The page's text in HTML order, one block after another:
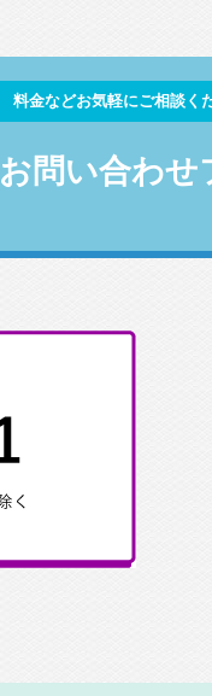
料金などお気軽にご相談く
お問い合わせ